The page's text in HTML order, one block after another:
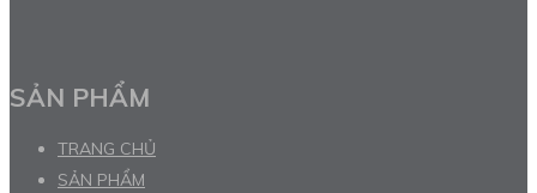
SẢN PHẨM
TRANG CHỦ
SẢN PHẨM